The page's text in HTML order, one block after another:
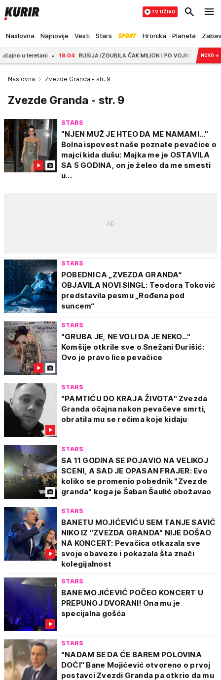
Naslovna Najnovije Vesti Stars Hronika Planeta
TV UŽIVO
18:04 RUSIJA IZGUBILA ČAK MILION I PO VOJNIKA U UKRAJINI!
NOVO →
Naslovna Zvezde Granda - str. 9
Zvezde Granda - str. 9
STARS
"NJEN MUŽ JE HTEO DA ME NAMAMI..."
Bolna ispovest naše poznate pevačice o
majci kida dušu: Majka me je OSTAVILA
SA 5 GODINA, on je želeo da me smesti
u...
STARS
POBEDNICA „ZVEZDA GRANDA“
OBJAVILA NOVI SINGL: Teodora Toković
predstavila pesmu „Rođena pod
suncem“
STARS
"GRUBA JE, NE VOLI DA JE NEKO..."
Komšije otkrile sve o Snežani Đurišić:
Ovo je pravo lice pevačice
STARS
"PAMTIĆU DO KRAJA ŽIVOTA" Zvezda
Granda očajna nakon pevačeve smrti,
obratila mu se rečima koje kidaju
STARS
SA 11 GODINA SE POJAVIO NA VELIKOJ
SCENI, A SAD JE OPASAN FRAJER: Evo
koliko se promenio pobednik "Zvezde
granda" koga je Šaban Šaulić obožavao
STARS
BANETU MOJIĆEVIĆU SEM TANJE SAVIĆ
NIKO IZ "ZVEZDA GRANDA" NIJE DOŠAO
NA KONCERT: Pevačica otkazala sve
svoje obaveze i pokazala šta znači
kolegijalnost
STARS
BANE MOJIĆEVIĆ POČEO KONCERT U
PREPUNOJ DVORANI! Ona mu je
specijalna gošća
STARS
"NADAM SE DA ĆE BAREM POLOVINA
DOĆI" Bane Mojićević otvoreno o prvoj
postavci Zvezdi Granda pa otkrio da mu